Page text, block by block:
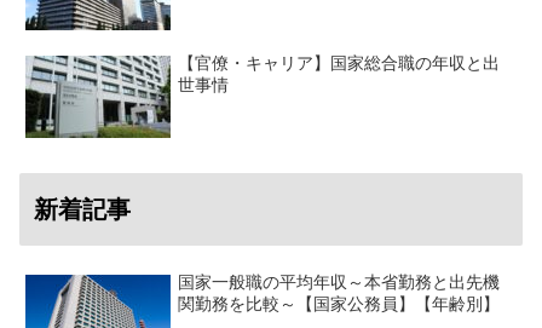
【官僚・キャリア】国家総合職の年収と出
世事情
新着記事
国家一般職の平均年収～本省勤務と出先機
関勤務を比較～【国家公務員】【年齢別】